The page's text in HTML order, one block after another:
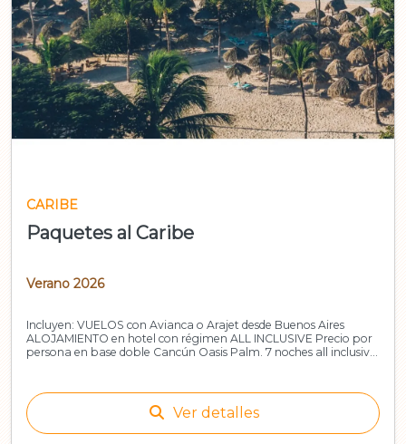
CARIBE
Paquetes al Caribe
Verano 2026
Incluyen: VUELOS con Avianca o Arajet desde Buenos Aires
ALOJAMIENTO en hotel con régimen ALL INCLUSIVE Precio por
persona en base doble Cancún Oasis Palm. 7 noches all inclusive
Ver detalles